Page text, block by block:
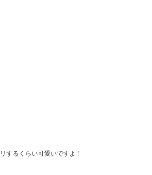
するくらい可愛いですよ！